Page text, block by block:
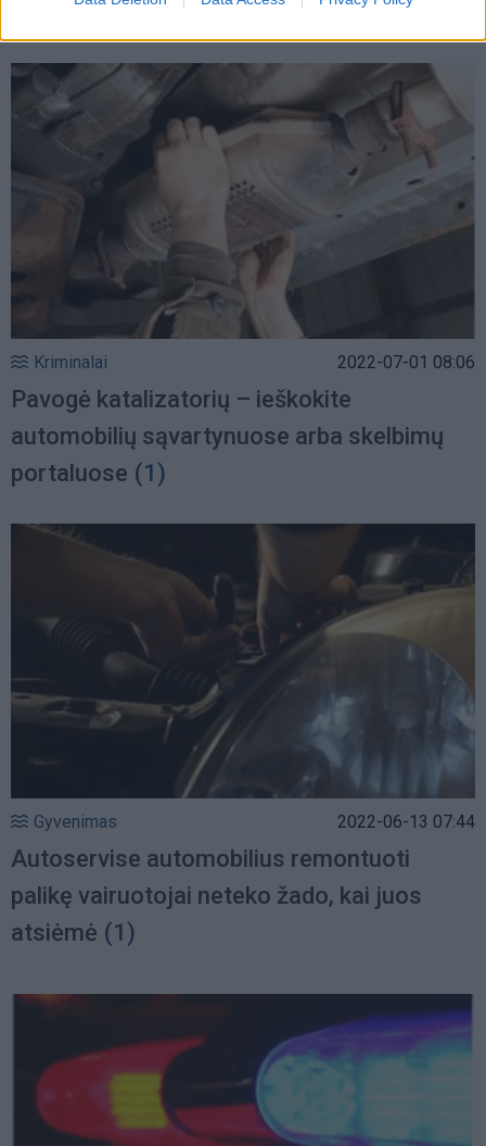
„šluojami“ automobilių katalizatoriai (1)
Kriminalai 2022-07-01 08:06
Pavogė katalizatorių – ieškokite
automobilių sąvartynuose arba skelbimų
portaluose (1)
Gyvenimas 2022-06-13 07:44
Autoservise automobilius remontuoti
palikę vairuotojai neteko žado, kai juos
atsiėmė (1)